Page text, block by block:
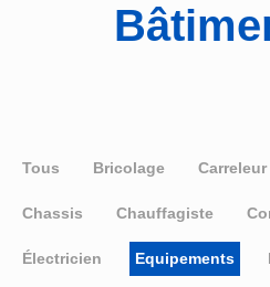
Tous Bricolage Carreleur
Chassis Chauffagiste
Électricien Equipements